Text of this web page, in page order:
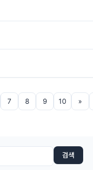
7 8 9 10 »
검색